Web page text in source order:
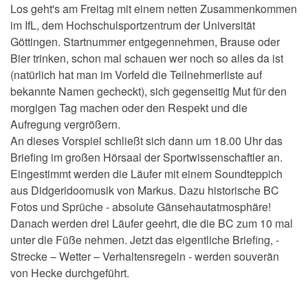
Los geht's am Freitag mit einem netten Zusammenkommen
im IfL, dem Hochschulsportzentrum der Universität
Göttingen. Startnummer entgegennehmen, Brause oder
Bier trinken, schon mal schauen wer noch so alles da ist
(natürlich hat man im Vorfeld die Teilnehmerliste auf
bekannte Namen gecheckt), sich gegenseitig Mut für den
morgigen Tag machen oder den Respekt und die
Aufregung vergrößern.
An dieses Vorspiel schließt sich dann um 18.00 Uhr das
Briefing im großen Hörsaal der Sportwissenschaftler an.
Eingestimmt werden die Läufer mit einem Soundteppich
aus Didgeridoomusik von Markus. Dazu historische BC
Fotos und Sprüche - absolute Gänsehautatmosphäre!
Danach werden drei Läufer geehrt, die die BC zum 10 mal
unter die Füße nehmen. Jetzt das eigentliche Briefing, -
Strecke – Wetter – Verhaltensregeln - werden souverän
von Hecke durchgeführt.